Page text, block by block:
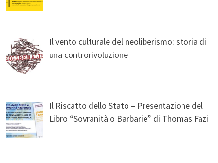
Il vento culturale del neoliberismo: storia di
una controrivoluzione
Il Riscatto dello Stato – Presentazione del
Libro “Sovranità o Barbarie” di Thomas Fazi